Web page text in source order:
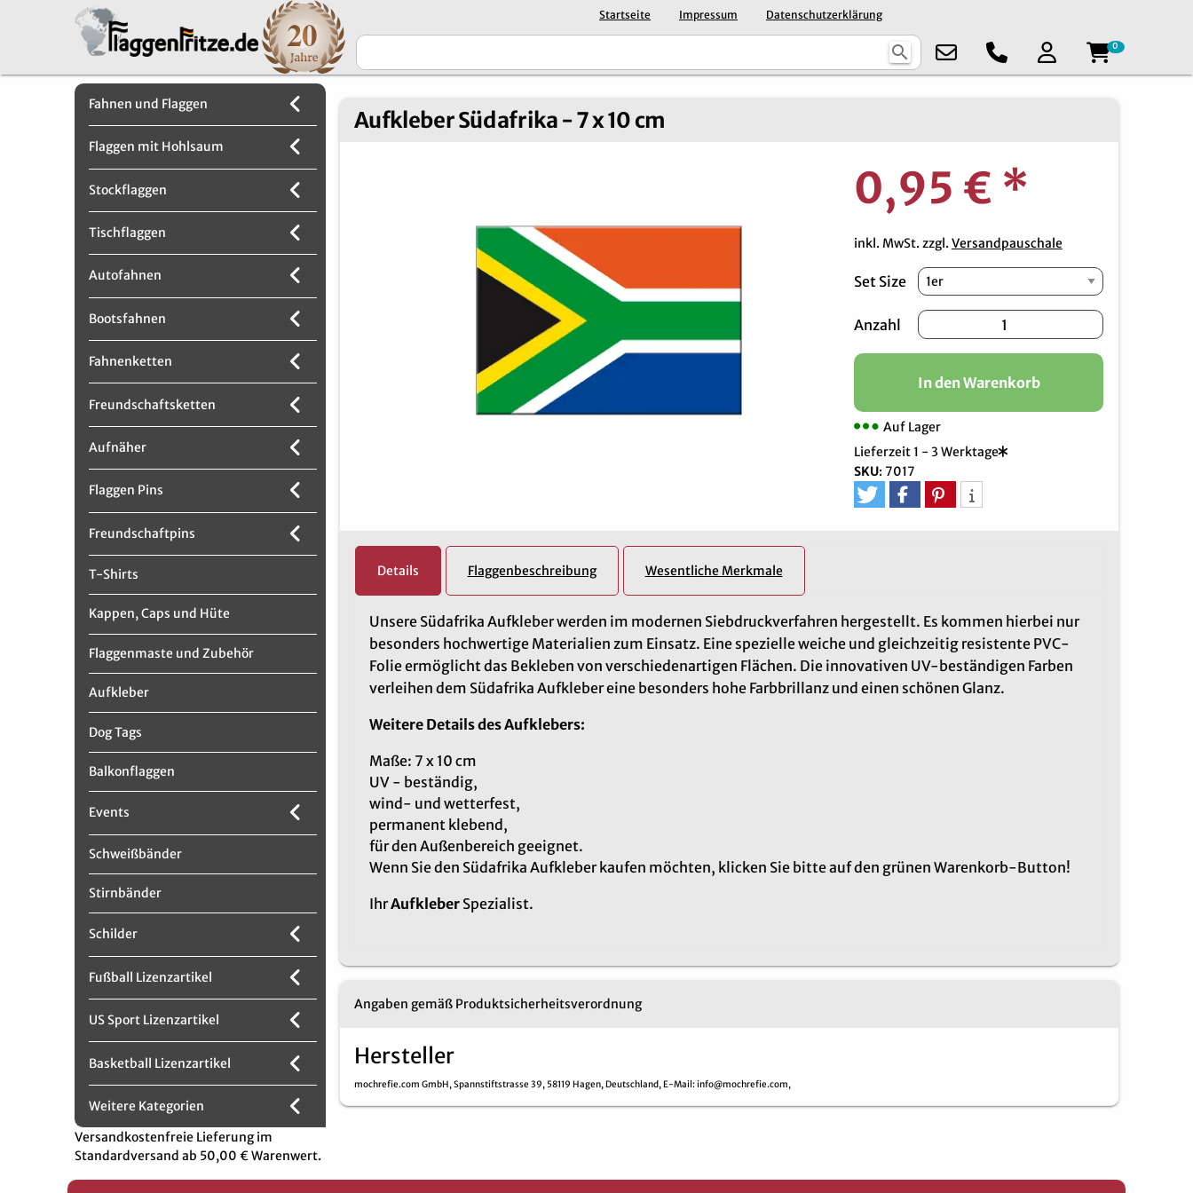
Startseite Impressum Datenschutzerklärung
search 0
Fahnen und Flaggen
Flaggen mit Hohlsaum
Stockflaggen
Tischflaggen
Autofahnen
Bootsfahnen
Fahnenketten
Freundschaftsketten
Aufnäher
Flaggen Pins
Freundschaftpins
T-Shirts
Kappen, Caps und Hüte
Flaggenmaste und Zubehör
Aufkleber
Dog Tags
Balkonflaggen
Events
Schweißbänder
Stirnbänder
Schilder
Fußball Lizenzartikel
US Sport Lizenzartikel
Basketball Lizenzartikel
Weitere Kategorien
Versandkostenfreie Lieferung im
Standardversand ab 50,00 € Warenwert.
Aufkleber Südafrika - 7 x 10 cm
0,95 € *
inkl. MwSt. zzgl. Versandpauschale
Set Size
Anzahl
In den Warenkorb
Auf Lager
Lieferzeit 1 - 3 Werktage
SKU: 7017
Details Flaggenbeschreibung Wesentliche Merkmale
Unsere Südafrika Aufkleber werden im modernen Siebdruckverfahren hergestellt. Es kommen hierbei nur
besonders hochwertige Materialien zum Einsatz. Eine spezielle weiche und gleichzeitig resistente PVC-
Folie ermöglicht das Bekleben von verschiedenartigen Flächen. Die innovativen UV-beständigen Farben
verleihen dem Südafrika Aufkleber eine besonders hohe Farbbrillanz und einen schönen Glanz.
Weitere Details des Aufklebers:
Maße: 7 x 10 cm
UV - beständig,
wind- und wetterfest,
permanent klebend,
für den Außenbereich geeignet.
Wenn Sie den Südafrika Aufkleber kaufen möchten, klicken Sie bitte auf den grünen Warenkorb-Button!
IhrAufkleberSpezialist.
Angaben gemäß Produktsicherheitsverordnung
Hersteller
mochrefie.com GmbH,Spannstiftstrasse 39, 58119 Hagen,Deutschland,E-Mail: info@mochrefie.com,